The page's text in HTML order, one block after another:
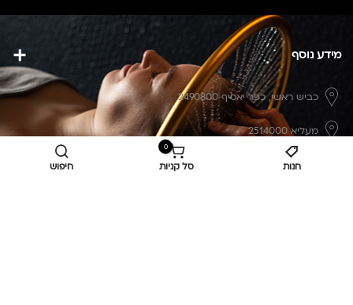
מידע נוסף
כביש ראשי,כפר יאסיף 2490800
מעליא 2514000
osee.beauty.shop@gmail.com
חנות
0
סל קניות חיפוש